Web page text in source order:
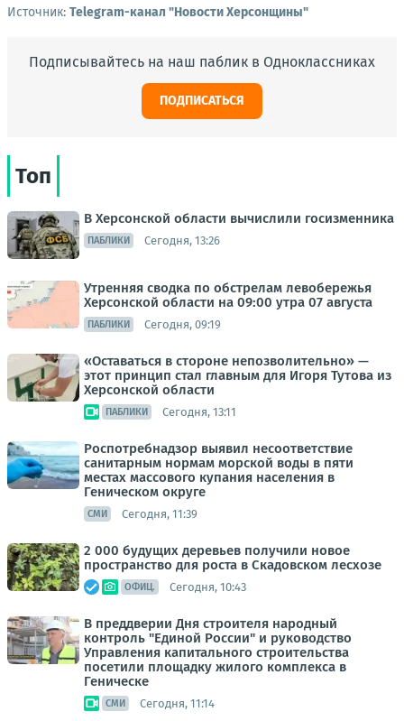
Источник: Telegram-канал "Новости Херсонщины"
Подписывайтесь на наш паблик в Одноклассниках
ПОДПИСАТЬСЯ
Топ
В Херсонской области вычислили госизменника
ПАБЛИКИ Сегодня, 13:26
Утренняя сводка по обстрелам левобережья
Херсонской области на 09:00 утра 07 августа
ПАБЛИКИ Сегодня, 09:19
«Оставаться в стороне непозволительно» —
этот принцип стал главным для Игоря Тутова из
Херсонской области
ПАБЛИКИ Сегодня, 13:11
Роспотребнадзор выявил несоответствие
санитарным нормам морской воды в пяти
местах массового купания населения в
Геническом округе
СМИ Сегодня, 11:39
2 000 будущих деревьев получили новое
пространство для роста в Скадовском лесхозе
ОФИЦ. Сегодня, 10:43
В преддверии Дня строителя народный
контроль "Единой России" и руководство
Управления капитального строительства
посетили площадку жилого комплекса в
Геническе
СМИ Сегодня, 11:14